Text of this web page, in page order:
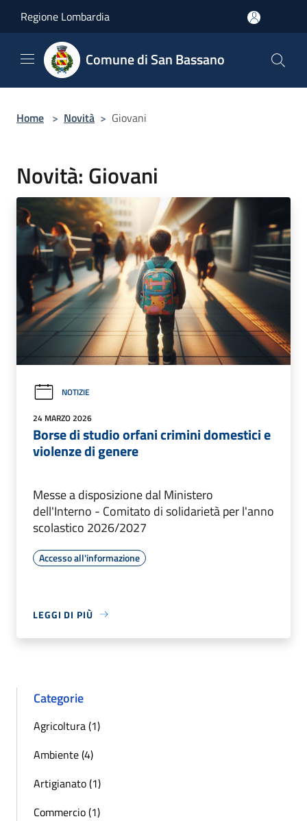
Regione Lombardia
Comune di San Bassano
Home > Novità > Giovani
Novità: Giovani
NOTIZIE
24 MARZO 2026
Borse di studio orfani crimini domestici e
violenze di genere
Messe a disposizione dal Ministero
dell'Interno - Comitato di solidarietà per l'anno
scolastico 2026/2027
Accesso all'informazione
LEGGI DI PIÙ
Categorie
Agricoltura (1)
Ambiente (4)
Artigianato (1)
Commercio (1)